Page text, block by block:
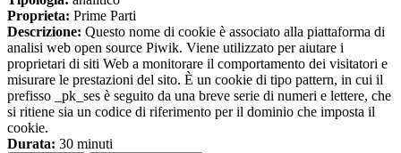
Proprieta: Prime Parti
Descrizione: Questo nome di cookie è associato alla piattaforma di
analisi web open source Piwik. Viene utilizzato per aiutare i
proprietari di siti Web a monitorare il comportamento dei visitatori e
misurare le prestazioni del sito. È un cookie di tipo pattern, in cui il
prefisso _pk_ses è seguito da una breve serie di numeri e lettere, che
si ritiene sia un codice di riferimento per il dominio che imposta il
cookie.
Durata: 30 minuti